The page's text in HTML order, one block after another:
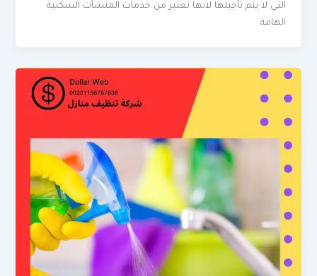
التي لا يتم تأجيلها لانها تعتبر من خدمات المنشآت السكنية
الهامة